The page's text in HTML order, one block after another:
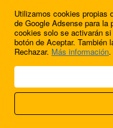
© 2009 - 2026 Soluciones
Acerca
FútbolBalear
Utilizamos cookies propias
de Google Adsense para la
cookies solo se activarán
botón de Aceptar. También
Rechazar. Más información.